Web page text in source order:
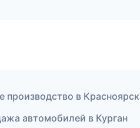
в Красноярск
автомобилей в Курган